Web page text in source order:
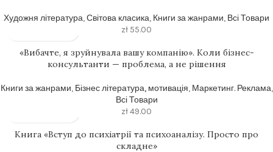
Художня література,Світова класика, Книги за жанрами, Всі Товари
zł 55.00
«Вибачте, я зруйнувала вашу компанію». Коли бізнес-
консультанти — проблема, а не рішення
Книги за жанрами, Бізнес література, мотивація, Маркетинг. Реклама,
Всі Товари
zł49.00
Книга «Вступ до психіатрії та психоаналізу. Просто про
складне»